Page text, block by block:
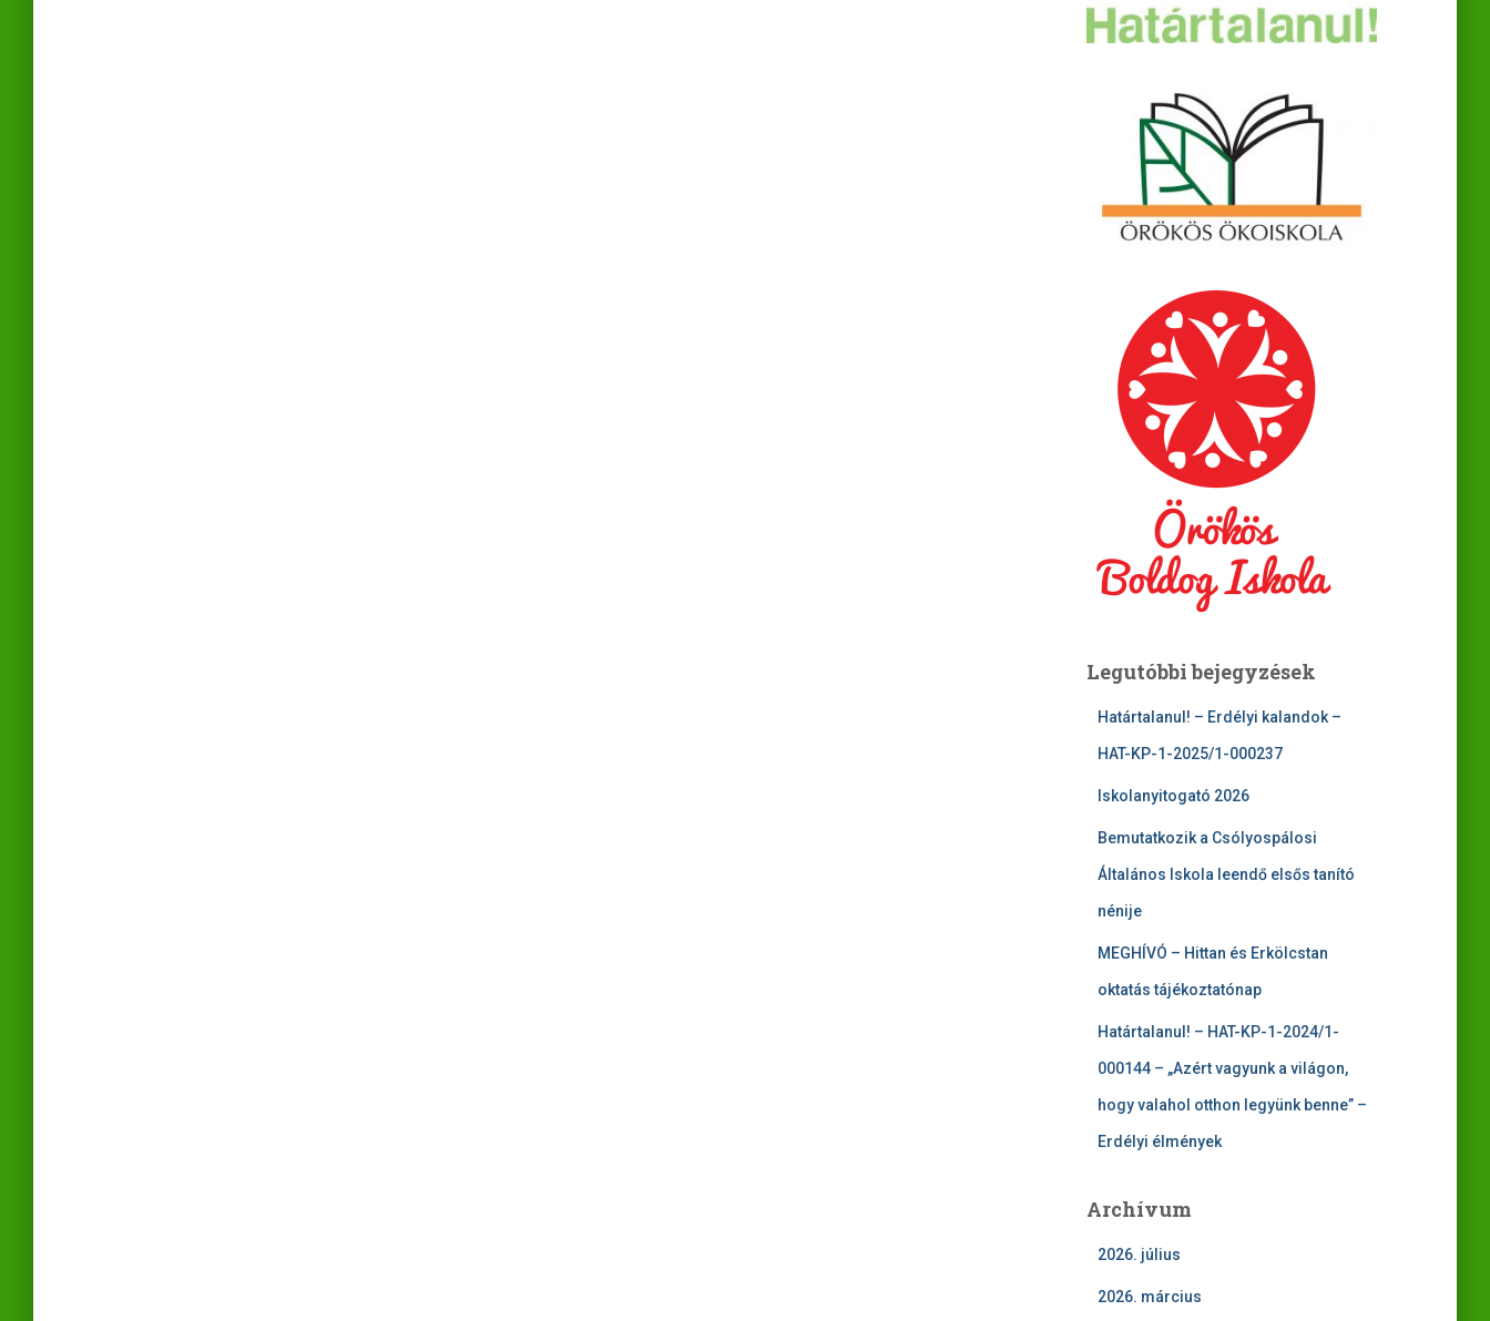
Legutóbbi bejegyzések
Határtalanul! – Erdélyi kalandok –
HAT-KP-1-2025/1-000237
Iskolanyitogató 2026
Bemutatkozik a Csólyospálosi
Általános Iskola leendő elsős tanító
nénije
MEGHÍVÓ – Hittan és Erkölcstan
oktatás tájékoztatónap
Határtalanul! – HAT-KP-1-2024/1-
000144 – „Azért vagyunk a világon,
hogy valahol otthon legyünk benne” –
Erdélyi élmények
Archívum
2026. július
2026. március